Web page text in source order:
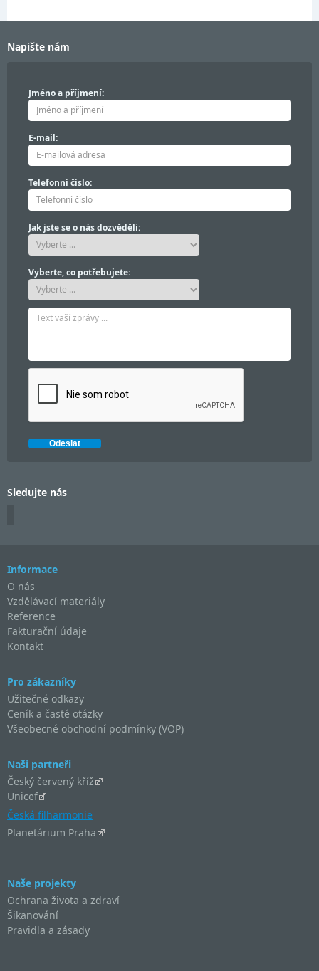
Napište nám
Jméno a příjmení:
E-mail:
Telefonní číslo:
Jak jste se o nás dozvěděli:
Vyberte, co potřebujete:
Sledujte nás
Informace
O nás
Vzdělávací materiály
Reference
Fakturační údaje
Kontakt
Pro zákazníky
Užitečné odkazy
Ceník a časté otázky
Všeobecné obchodní podmínky (VOP)
Naši partneři
Český červený kříž
Unicef
Česká filharmonie
Planetárium Praha
Naše projekty
Ochrana života a zdraví
Šikanování
Pravidla a zásady